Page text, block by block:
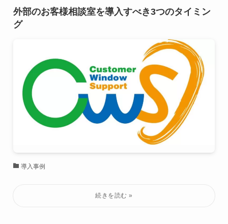
外部のお客様相談室を導入すべき3つのタイミン
グ
導入事例